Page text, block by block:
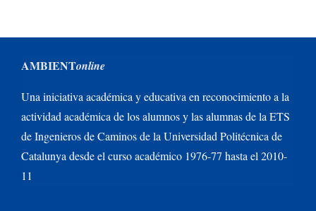
AMBIENTonline
Una iniciativa académica y educativa en reconocimiento a la
actividad académica de los alumnos y las alumnas de la ETS
de Ingenieros de Caminos de la Universidad Politécnica de
Catalunya desde el curso académico 1976-77 hasta el 2010-
11